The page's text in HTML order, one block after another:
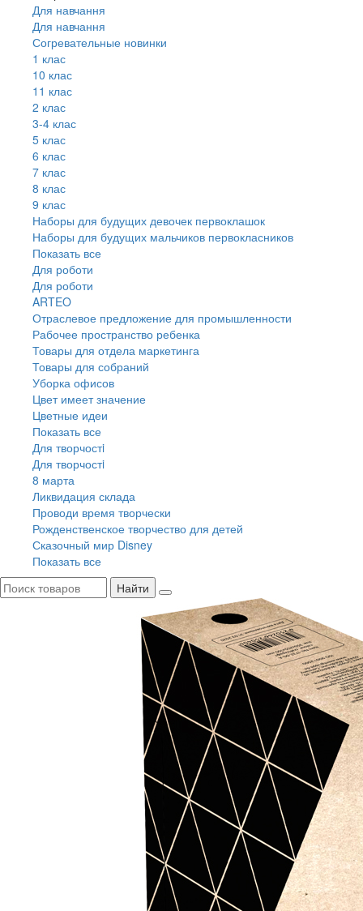
Для навчання
Для навчання
Согревательные новинки
1 клас
10 клас
11 клас
2 клас
3-4 клас
5 клас
6 клас
7 клас
8 клас
9 клас
Наборы для будущих девочек первоклашок
Наборы для будущих мальчиков первокласников
Показать все
Для роботи
Для роботи
ARTEO
Отраслевое предложение для промышленности
Рабочее пространство ребенка
Товары для отдела маркетинга
Товары для собраний
Уборка офисов
Цвет имеет значение
Цветные идеи
Показать все
Для творчостi
Для творчостi
8 марта
Ликвидация склада
Проводи время творчески
Рожденственское творчество для детей
Сказочный мир Disney
Показать все
Найти